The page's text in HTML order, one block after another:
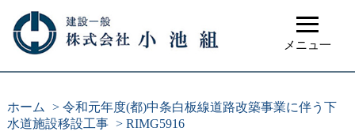
≡
メニュ一
ホーム > 令和元年度(都)中条白板線道路改築事業に伴う下
水道施設移設工事 > RIMG5916